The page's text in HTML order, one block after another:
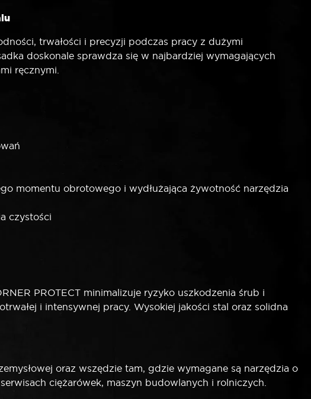
trwałości i precyzji podczas pracy z dużymi
doskonale sprawdza się w najbardziej wymagających
ręcznymi.
momentu obrotowego i wydłużająca żywotność narzędzia
czystości
PROTECT minimalizuje ryzyko uszkodzenia śrub i
i intensywnej pracy. Wysokiej jakości stal oraz solidna
oraz wszędzie tam, gdzie wymagane są narzędzia o
ciężarówek, maszyn budowlanych i rolniczych.